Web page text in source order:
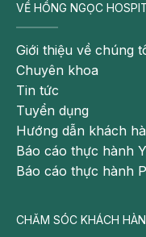
Trẻ bị mộng du
Người bị mộng du
người thân để tránh
không tự chủ về hành
Đa khoa Hồng Ngọc
VỀ HỒNG NGỌC
Giới thiệu về chúng
Chuyên khoa
Tin tức
Tuyển dụng
Hướng dẫn khách
Báo cáo thực hành
Báo cáo thực hành
CHĂM SÓC KHÁCH